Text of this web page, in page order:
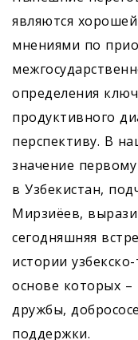
являются
мнениями по
определения
продуктивного
перспективу. В
значение
в Узбекистан,
Мирзиёев,
сегодняшняя
истории
основе которых
дружбы,
поддержки.